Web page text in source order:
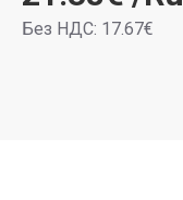
Без НДС: 17.67€